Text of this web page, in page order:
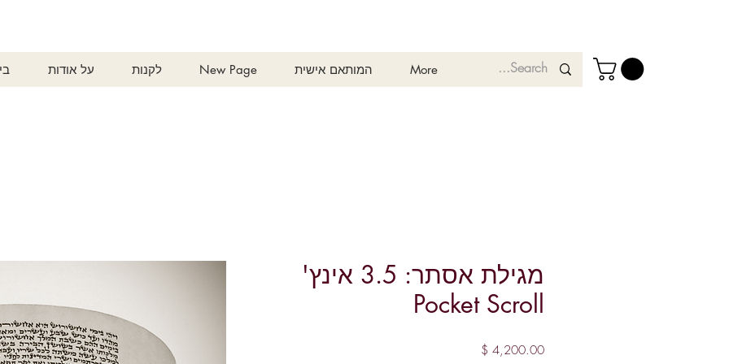
על אודות לקנות New Page המותאם אישית More
מגילת אסתר: 3.5 אינץ'
Pocket Scroll